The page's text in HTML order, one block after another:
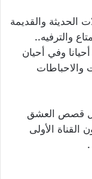
والقديمة
والترفيه..
وفي أحيان
والاحباطات
قصص العشق
الأولى
.